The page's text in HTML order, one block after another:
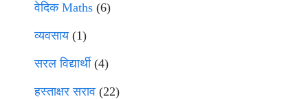
वेदिक Maths (6)
व्यवसाय(1)
सरल विद्यार्थी(4)
हस्ताक्षर सराव (22)